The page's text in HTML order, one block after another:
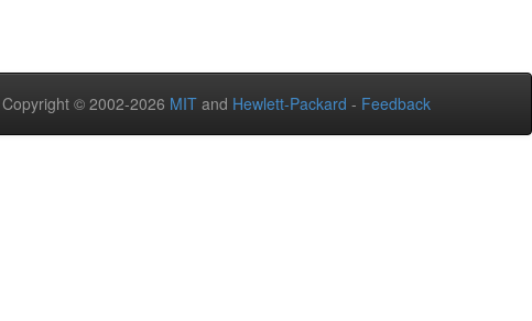
Copyright © 2002-2026 MIT and Hewlett-Packard - Feedback